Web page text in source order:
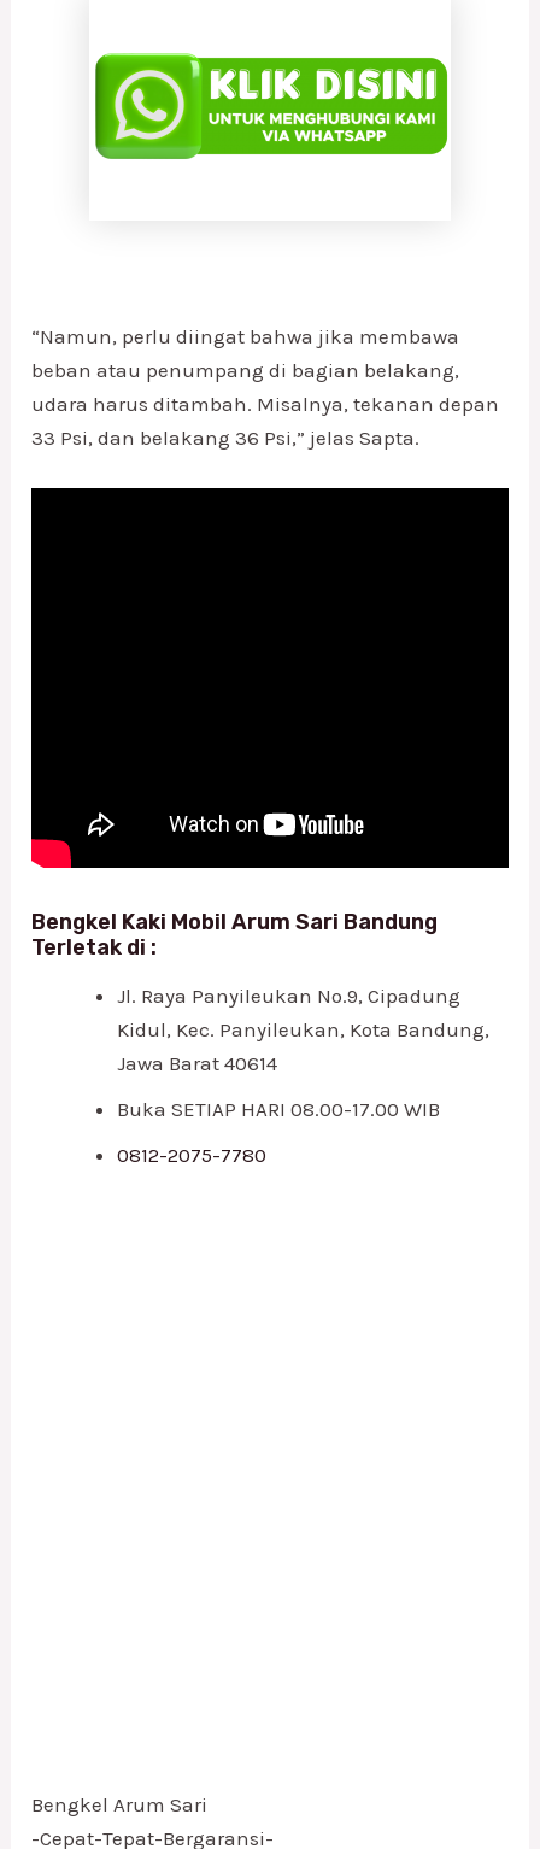
“Namun, perlu diingat bahwa jika membawa
beban atau penumpang di bagian belakang,
udara harus ditambah. Misalnya, tekanan depan
33 Psi, dan belakang 36 Psi,” jelas Sapta.
Bengkel Kaki Mobil Arum Sari Bandung
Terletak di :
Jl. Raya Panyileukan No.9, Cipadung
Kidul, Kec. Panyileukan, Kota Bandung,
Jawa Barat 40614
Buka SETIAP HARI 08.00-17.00 WIB
0812-2075-7780
Bengkel Arum Sari
-Cepat-Tepat-Bergaransi-